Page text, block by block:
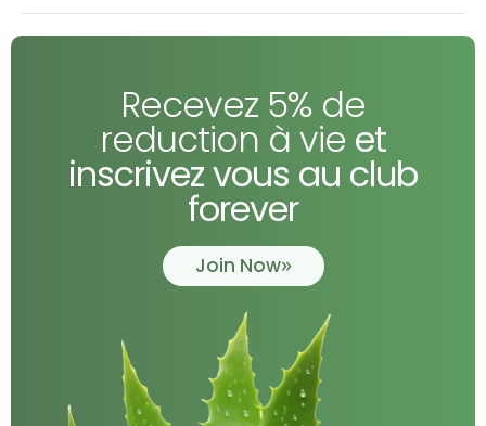
Recevez 5% de
reduction à vie et
inscrivez vous au club
forever
Join Now